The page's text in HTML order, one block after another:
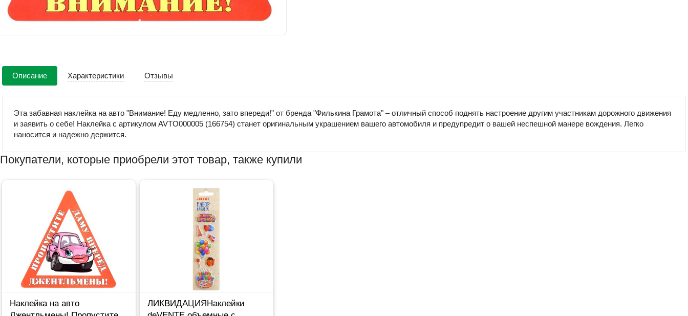
Описание Характеристики Отзывы
Эта забавная наклейка на авто "Внимание! Еду медленно, зато впереди!" от бренда "Филькина Грамота" – отличный способ поднять настроение другим участникам дорожного движения
и заявить о себе! Наклейка с артикулом AVTO000005 (166754) станет оригинальным украшением вашего автомобиля и предупредит о вашей неспешной манере вождения. Легко
наносится и надежно держится.
Покупатели, которые приобрели этот товар, также купили
Наклейка на авто
ЛИКВИДАЦИЯНаклейки